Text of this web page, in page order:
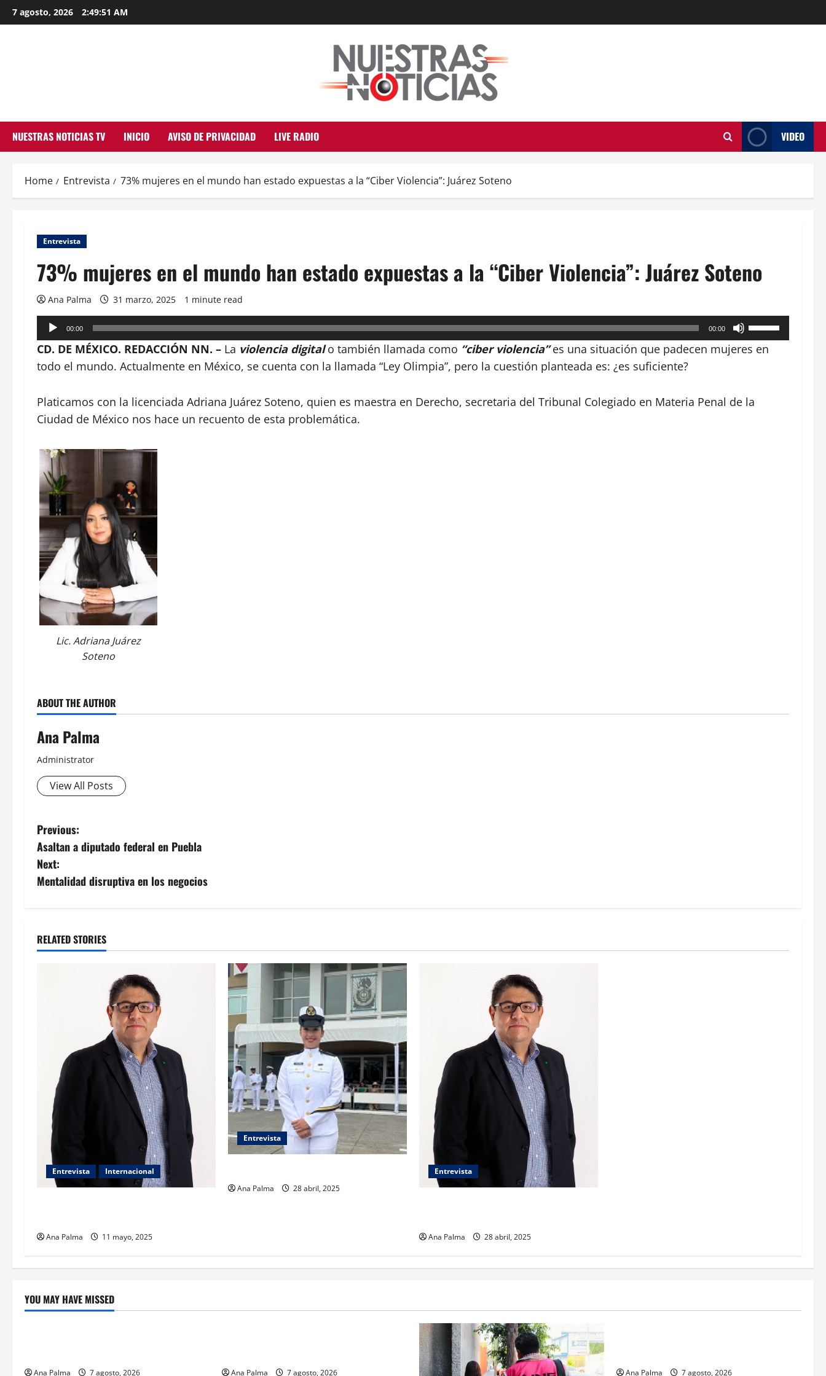
Skip
to
7 agosto, 2026 2:49:52 AM
NUESTRAS NOTICIAS TV INICIO AVISO DE PRIVACIDAD LIVE RADIO VIDEO
Home Entrevista 73% mujeres en el mundo han estado expuestas a la “Ciber Violencia”: Juárez Soteno
Entrevista
73% mujeres en el mundo han estado expuestas a la “Ciber Violencia”: Juárez Soteno
Ana Palma 31 marzo, 2025 1 minute read
Reproductor
de
audio
00:00 00:00
Utiliza
las
arriba/abajo
CD. DE MÉXICO. REDACCIÓN NN. – La violencia digitalo también llamada como “ciber violencia” es una situación que padecen mujeres en
todo el mundo. Actualmente en México, se cuenta con la llamada “Ley Olimpia”, pero la cuestión planteada es: ¿es suficiente?
Platicamos con la licenciada Adriana Juárez Soteno, quien es maestra en Derecho, secretaria del Tribunal Colegiado en Materia Penal de la
Ciudad de México nos hace un recuento de esta problemática.
Lic. Adriana Juárez
Soteno
ABOUT THE AUTHOR
Ana Palma
Administrator
View All Posts
Post
navigation
Previous:
Asaltan a diputado federal en Puebla
Next:
Mentalidad disruptiva en los negocios
RELATED STORIES
Entrevista Internacional
Ana Palma 11 mayo, 2025
Entrevista
Ana Palma 28 abril, 2025
Entrevista
Ana Palma 28 abril, 2025
YOU MAY HAVE MISSED
Crítica de Cine
Ana Palma 7 agosto, 2026 Ana Palma 7 agosto, 2026 Ana Palma 7 agosto, 2026